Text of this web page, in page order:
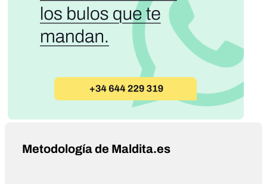
Metodología de Maldita.es